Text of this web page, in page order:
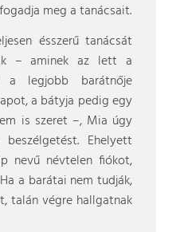
meg a tanácsait.
ésszerű tanácsát
– aminek az lett a
a legjobb barátnője
a bátyja pedig egy
is szeret –, Mia úgy
Ehelyett
nevű névtelen fiókot,
a barátai nem tudják,
talán végre hallgatnak